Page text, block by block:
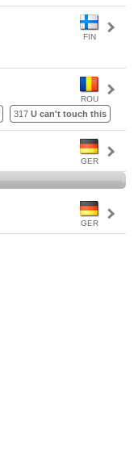
FIN
ROU
317 U can't touch this
GER
GER